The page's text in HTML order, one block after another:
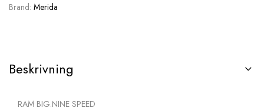
Brand: Merida
Beskrivning
RAM BIG.NINE SPEED